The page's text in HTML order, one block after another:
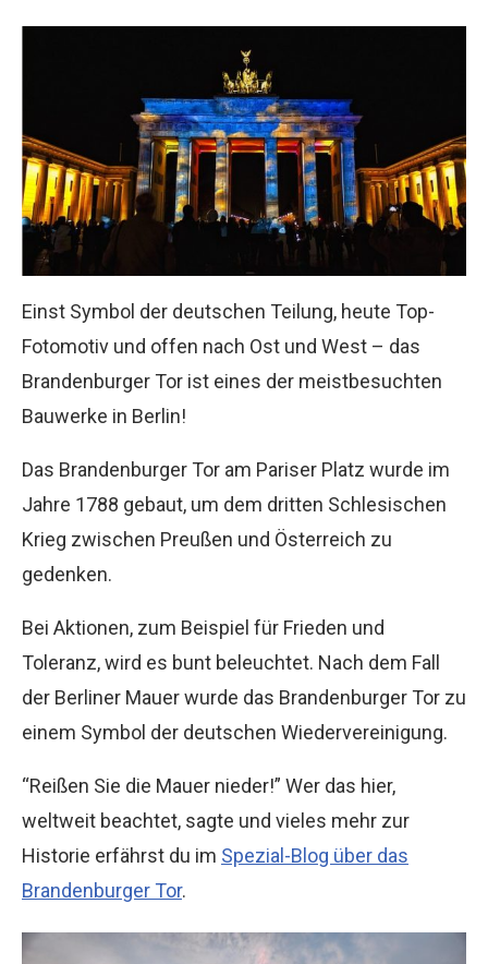
Einst Symbol der deutschen Teilung, heute Top-
Fotomotiv und offen nach Ost und West – das
Brandenburger Tor ist eines der meistbesuchten
Bauwerke in Berlin!
Das Brandenburger Tor am Pariser Platz wurde im
Jahre 1788 gebaut, um dem dritten Schlesischen
Krieg zwischen Preußen und Österreich zu
gedenken.
Bei Aktionen, zum Beispiel für Frieden und
Toleranz, wird es bunt beleuchtet. Nach dem Fall
der Berliner Mauer wurde das Brandenburger Tor zu
einem Symbol der deutschen Wiedervereinigung.
“Reißen Sie die Mauer nieder!” Wer das hier,
weltweit beachtet, sagte und vieles mehr zur
Historie erfährst du im Spezial-Blog über das
Brandenburger Tor.